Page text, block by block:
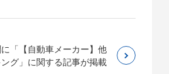
「【自動車メーカー】他
グ」に関する記事が掲載